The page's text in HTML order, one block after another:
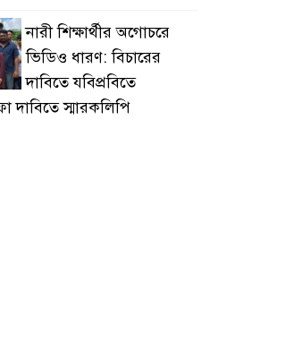
নারী শিক্ষার্থীর অগোচরে
ভিডিও ধারণ: বিচারের
দাবিতে যবিপ্রবিতে
দাবিতে স্মারকলিপি